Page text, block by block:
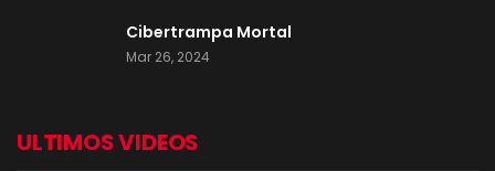
Cibertrampa Mortal
Mar 26, 2024
ULTIMOS VIDEOS